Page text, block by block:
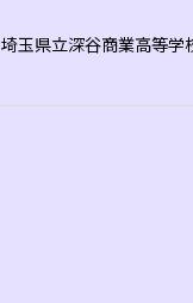
埼玉県立深谷商業高等学